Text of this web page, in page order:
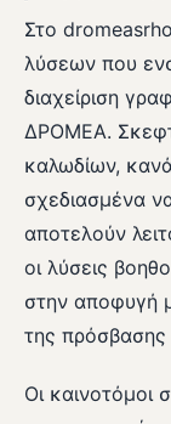
Στο
λύσεων που
διαχείριση
ΔΡΟΜΕΑ.
καλωδίων,
σχεδιασμένα
αποτελούν
οι λύσεις
στην αποφυγή
της πρόσβασης
Οι καινοτόμοι